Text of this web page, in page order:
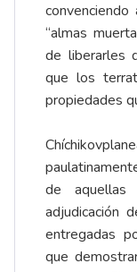
“almas
de liberarles
que los
propiedades
de aquellas
adjudicación
entregadas
que